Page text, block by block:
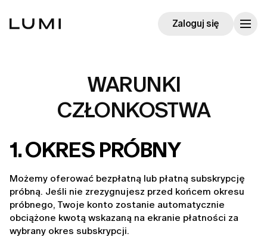
Zaloguj się
WARUNKI
CZŁONKOSTWA
1. OKRES PRÓBNY
Możemy oferować bezpłatną lub płatną subskrypcję
próbną. Jeśli nie zrezygnujesz przed końcem okresu
próbnego, Twoje konto zostanie automatycznie
obciążone kwotą wskazaną na ekranie płatności za
wybrany okres subskrypcji.